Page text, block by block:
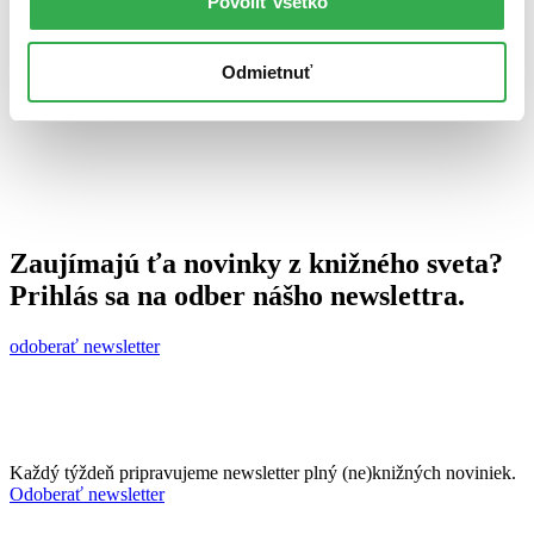
Odmietnuť
Zaujímajú ťa novinky z knižného sveta?
Prihlás sa na odber nášho newslettra.
odoberať newsletter
Každý týždeň pripravujeme newsletter plný (ne)knižných noviniek.
Odoberať newsletter